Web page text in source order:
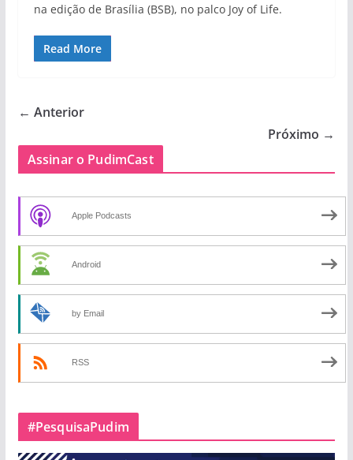
na edição de Brasília (BSB), no palco Joy of Life.
Read More
← Anterior
Próximo →
Assinar o PudimCast
Apple Podcasts
Android
by Email
RSS
#PesquisaPudim